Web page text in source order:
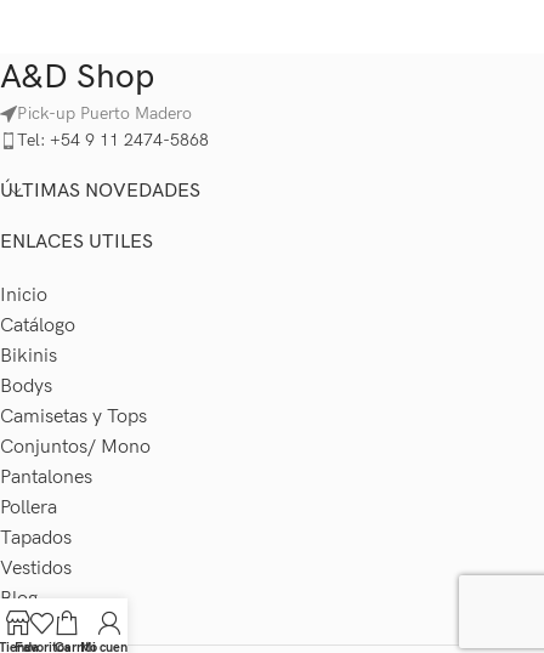
A&D Shop
Pick-up Puerto Madero
Tel: +54 9 11 2474-5868
ÚLTIMAS NOVEDADES
ENLACES UTILES
Inicio
Catálogo
Bikinis
Bodys
Camisetas y Tops
Conjuntos/ Mono
Pantalones
Pollera
Tapados
Vestidos
Blog
Contacto
FavoritosCarritoMi cuenta